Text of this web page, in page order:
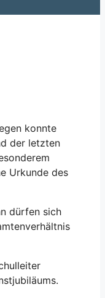
konnte
der letzten
Urkunde des
dürfen sich